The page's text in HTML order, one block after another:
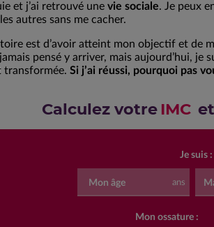
et j’ai retrouvé une vie sociale. Je peux
autres sans me cacher.
est d’avoir atteint mon objectif et de
jamais pensé y arriver, mais aujourd’hui, je
transformée. Si j’ai réussi, pourquoi pas
Calculez votre IMC
Je suis :
Mon âge ans
Mon ossature :